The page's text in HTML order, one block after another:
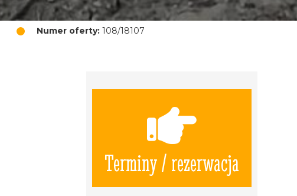
Numer oferty: 108/18107
Terminy / rezerwacja